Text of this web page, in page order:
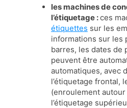
les machines de
l’étiquetage :ces
étiquettes sur les
informations sur les
barres, les dates de
peuvent être
automatiques, avec
l’étiquetage frontal,
(enroulement autour
l’étiquetage